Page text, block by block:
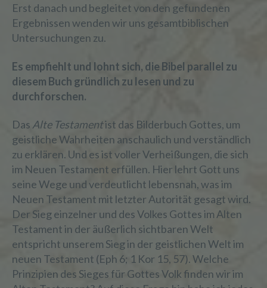
Erst danach und begleitet von den gefundenen
Ergebnissen wenden wir uns gesamtbiblischen
Untersuchungen zu.
Es empfiehlt und lohnt sich, die Bibel parallel zu
diesem Buch gründlich zu lesen und zu
durchforschen.
Das Alte Testamentist das Bilderbuch Gottes, um
geistliche Wahrheiten anschaulich und verständlich
zu erklären. Und es ist voller Verheißungen, die sich
im Neuen Testament erfüllen. Hier lehrt Gott uns
seine Wege und verdeutlicht lebensnah, was im
Neuen Testament mit letzter Autorität gesagt wird.
Der Sieg einzelner und des Volkes Gottes im Alten
Testament in der äußerlich sichtbaren Welt
entspricht unserem Sieg in der geistlichen Welt im
neuen Testament (Eph 6; 1 Kor 15, 57). Welche
Prinzipien des Sieges für Gottes Volk finden wir im